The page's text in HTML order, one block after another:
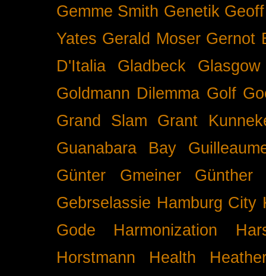
Gemme Smith Genetik
Yates Gerald Moser Gernot
D'Italia
Gladbeck
Glasgow
Goldmann Dilemma Golf
Grand Slam
Grant
Guanabara Bay
Günter Gmeiner
Günther
Gebrselassie Hamburg City
Gode
Harmonization
Horstmann
Health